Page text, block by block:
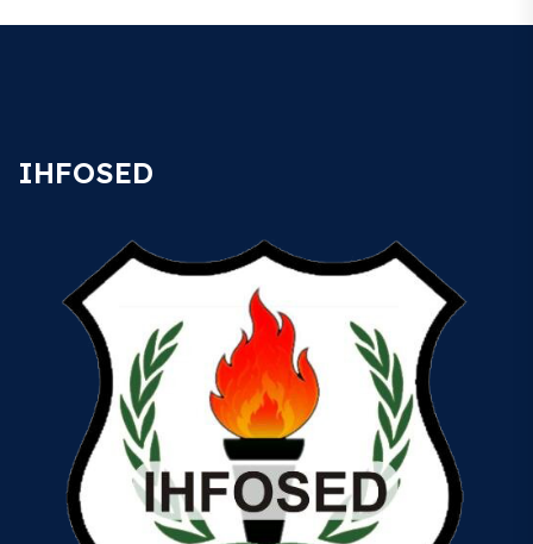
IHFOSED